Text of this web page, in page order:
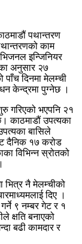
पथान्तरण
काम
इन्जिनियर
अनुसार २७
पाँच दिनमा मेलम्ची
केन्द्रमा पुग्नेछ ।
गरिएको भएपनि २१
काठमाडौं उपत्यका
बासिले
दैनिक १७ करोड
विभिन्न स्रोतको
भित्र नै मेलम्चीको
दिए ।
९ नम्बर गेट र १
क्षति बनाएको
बढी कामदार र